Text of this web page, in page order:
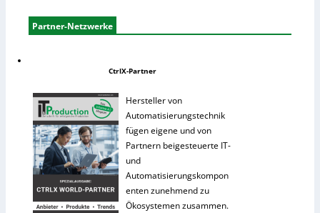
Partner-Netzwerke
CtrlX-Partner
Hersteller von
Automatisierungstechnik
fügen eigene und von
Partnern beigesteuerte IT-
und
Automatisierungskompon
enten zunehmend zu
Ökosystemen zusammen.